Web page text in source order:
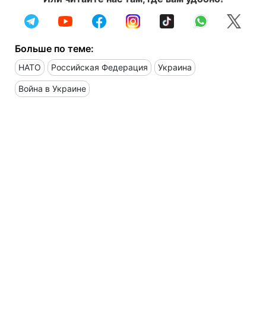
Больше по теме:
НАТО Российская Федерация Украина
Война в Украине